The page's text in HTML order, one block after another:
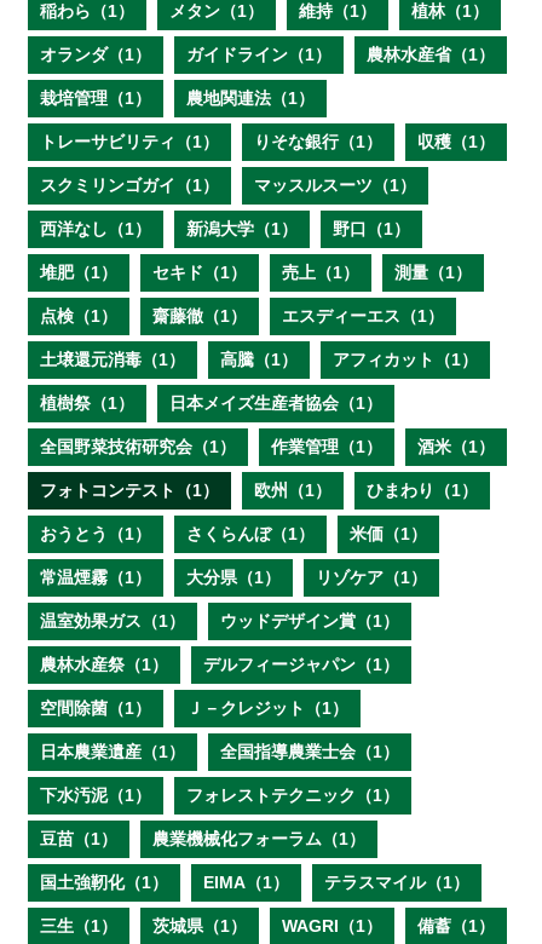
稲わら（1） メタン（1） 維持（1） 植林（1）
オランダ（1） ガイドライン（1） 農林水産省（1）
栽培管理（1） 農地関連法（1）
トレーサビリティ（1） りそな銀行（1） 収穫（1）
スクミリンゴガイ（1） マッスルスーツ（1）
西洋なし（1） 新潟大学（1） 野口（1）
堆肥（1） セキド（1） 売上（1） 測量（1）
点検（1） 齋藤徹（1） エスディーエス（1）
土壌還元消毒（1） 高騰（1） アフィカット（1）
植樹祭（1） 日本メイズ生産者協会（1）
全国野菜技術研究会（1） 作業管理（1） 酒米（1）
フォトコンテスト（1） 欧州（1） ひまわり（1）
おうとう（1） さくらんぼ（1） 米価（1）
常温煙霧（1） 大分県（1） リゾケア（1）
温室効果ガス（1） ウッドデザイン賞（1）
農林水産祭（1） デルフィージャパン（1）
空間除菌（1） Ｊ－クレジット（1）
日本農業遺産（1） 全国指導農業士会（1）
下水汚泥（1） フォレストテクニック（1）
豆苗（1） 農業機械化フォーラム（1）
国土強靭化（1） EIMA（1） テラスマイル（1）
三生（1） 茨城県（1） WAGRI（1） 備蓄（1）